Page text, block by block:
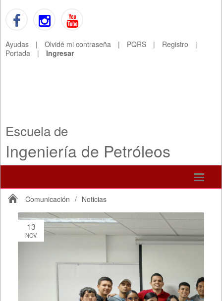
Ayudas | Olvidé mi contraseña | PQRS | Registro
|
Portada
| Ingresar
Escuela de
Ingeniería de Petróleos
Comunicación / Noticias